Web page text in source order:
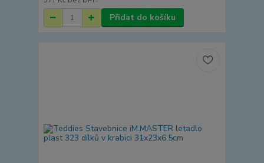
Přidat do košíku